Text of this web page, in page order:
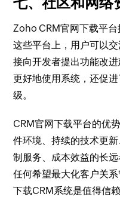
Zoho CRM官网下载平
这些平台上，用户可以
接向开发者提出功能改
更好地使用系统，还促
级。
CRM官网下载平台的优
件环境、持续的技术更
制服务、成本效益的长
任何希望最大化客户关
下载CRM系统是值得信